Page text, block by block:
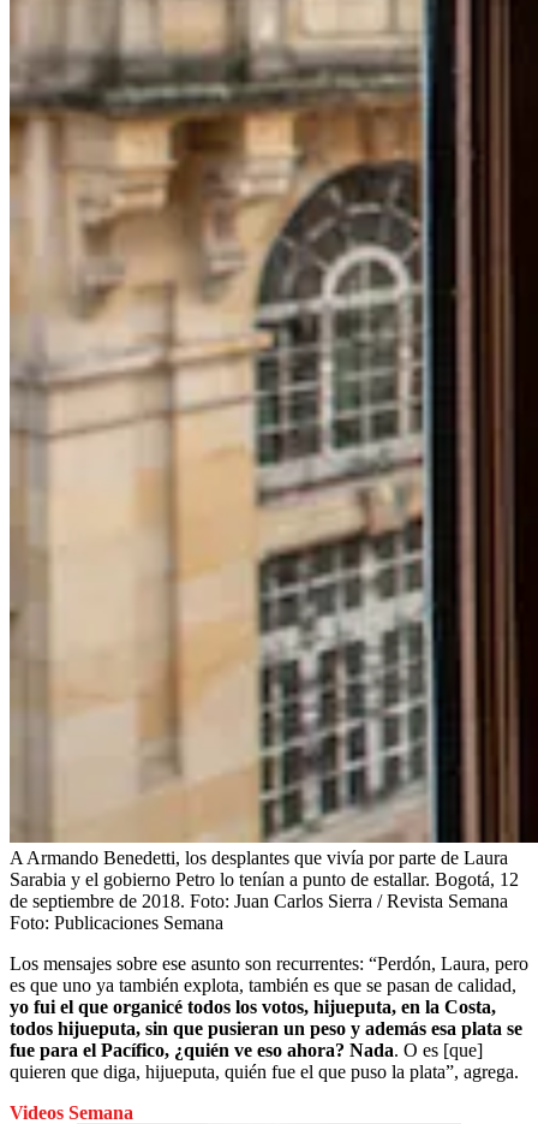
A Armando Benedetti, los desplantes que vivía por parte de Laura
Sarabia y el gobierno Petro lo tenían a punto de estallar. Bogotá, 12
de septiembre de 2018. Foto: Juan Carlos Sierra / Revista Semana
Foto: Publicaciones Semana
Los mensajes sobre ese asunto son recurrentes: “Perdón, Laura, pero
es que uno ya también explota, también es que se pasan de calidad,
yo fui el que organicé todos los votos, hijueputa, en la Costa,
todos hijueputa, sin que pusieran un peso y además esa plata se
fue para el Pacífico, ¿quién ve eso ahora? Nada. O es [que]
quieren que diga, hijueputa, quién fue el que puso la plata”, agrega.
Videos Semana